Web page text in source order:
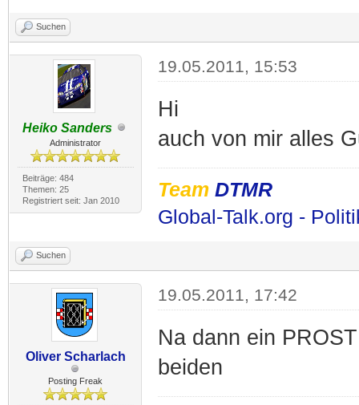
Suchen
Heiko Sanders
Administrator
Beiträge: 484
Themen: 25
Registriert seit: Jan 2010
19.05.2011, 15:53
Hi
auch von mir alles
Team DTMR
Global-Talk.org -
Suchen
Oliver Scharlach
Posting Freak
19.05.2011, 17:42
Na dann ein
beiden